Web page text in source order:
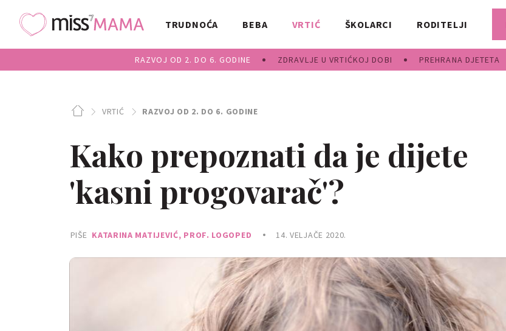
TRUDNOĆA BEBA VRTIĆ
RAZVOJ OD 2. DO 6. GODINE ZDRAVLJE U VRTIĆKOJ DOBI PREHRANA DJETETA
ŠKOLARCI RODITELJI
VRTIĆ RAZVOJ OD 2. DO 6. GODINE
Kako prepoznati da je dijete
'kasni progovarač'?
PIŠE KATARINA MATIJEVIĆ, PROF. LOGOPED 14. VELJAČE 2020.